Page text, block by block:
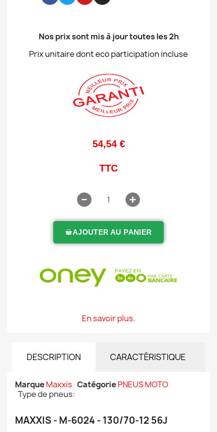
Nos prix sont mis à jour toutes les 2h
Prix unitaire dont eco participation incluse
54,54 €
TTC
AJOUTER AU PANIER
En savoir plus.
DESCRIPTION CARACTÉRISTIQUE
MarqueMaxxis CatégoriePNEUS MOTO
Type de pneus:
MAXXIS - M-6024 - 130/70-12 56J